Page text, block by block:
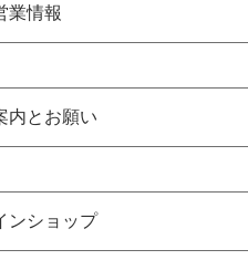
業情報
内とお願い
ンショップ